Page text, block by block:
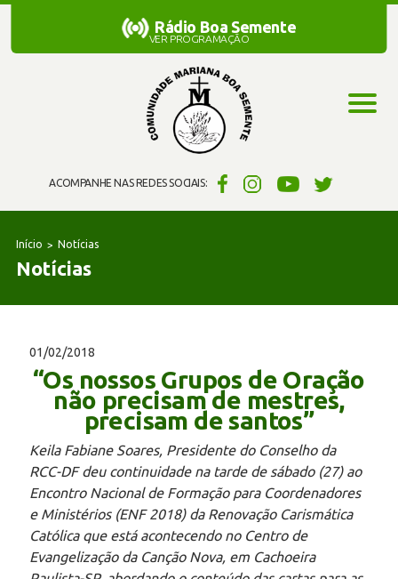
ACOMPANHE NAS REDES SOCIAIS:
Rádio Boa Semente
Rádio Boa Semente
VER PROGRAMAÇÃO
Início Notícias
Notícias
01/02/2018
“Os nossos Grupos de Oração
não precisam de mestres,
precisam de santos”
Keila Fabiane Soares, Presidente do Conselho da
RCC-DF deu continuidade na tarde de sábado (27) ao
Encontro Nacional de Formação para Coordenadores
e Ministérios (ENF 2018) da Renovação Carismática
Católica que está acontecendo no Centro de
Evangelização da Canção Nova, em Cachoeira